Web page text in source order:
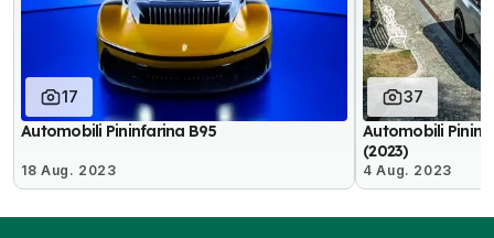
17
Automobili Pininfarina B95
18 Aug. 2023
37
Automobili
(2023)
4 Aug. 2023